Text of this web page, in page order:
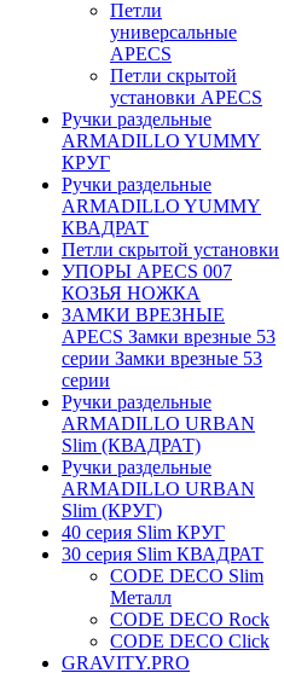
Петли
универсальные
APECS
Петли скрытой
установки APECS
Ручки раздельные
ARMADILLO YUMMY
КРУГ
Ручки раздельные
ARMADILLO YUMMY
КВАДРАТ
Петли скрытой установки
УПОРЫ APECS 007
КОЗЬЯ НОЖКА
ЗАМКИ ВРЕЗНЫЕ
APECS Замки врезные 53
серии Замки врезные 53
серии
Ручки раздельные
ARMADILLO URBAN
Slim (КВАДРАТ)
Ручки раздельные
ARMADILLO URBAN
Slim (КРУГ)
40 серия Slim КРУГ
30 серия Slim КВАДРАТ
CODE DECO Slim
Металл
CODE DECO Rock
CODE DECO Click
GRAVITY.PRO